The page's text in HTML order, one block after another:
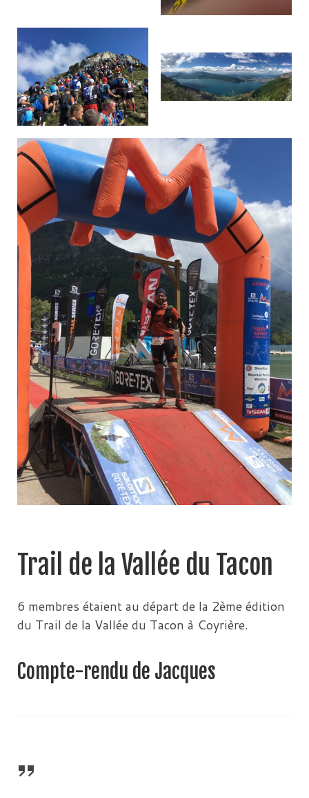
Trail de la Vallée du Tacon
6 membres étaient au départ de la 2ème édition
du Trail de la Vallée du Tacon à Coyrière.
Compte-rendu de Jacques